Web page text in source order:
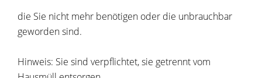
die Sie nicht mehr benötigen oder die unbrauchbar
geworden sind.
Hinweis: Sie sind verpflichtet, sie getrennt vom